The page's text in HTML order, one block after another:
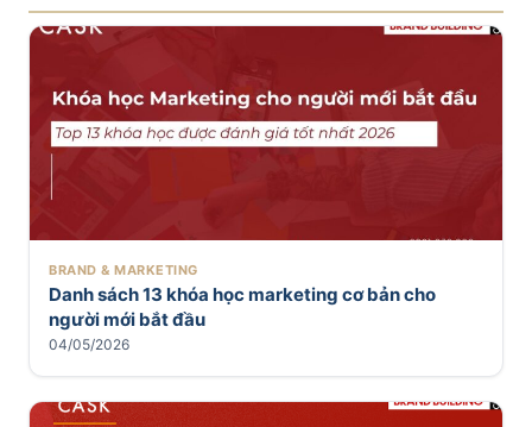
BRAND & MARKETING
Danh sách 13 khóa học marketing cơ bản cho
người mới bắt đầu
04/05/2026